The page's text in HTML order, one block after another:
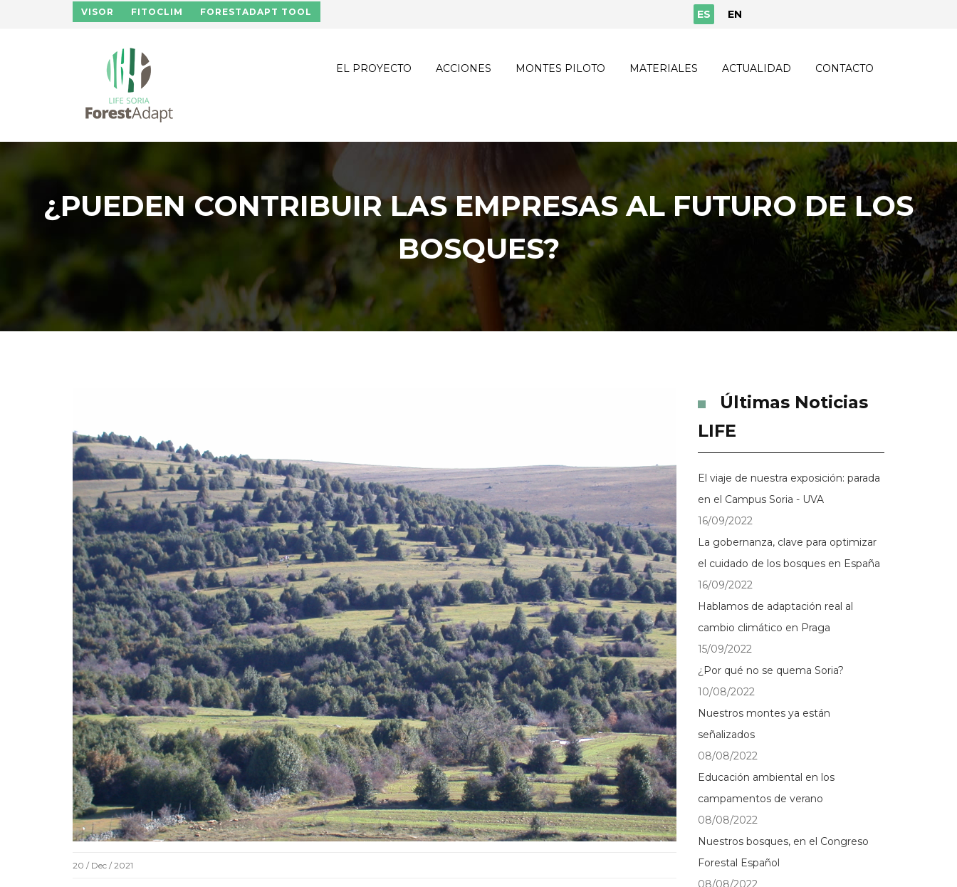
Pasar al contenido principal
VISOR FITOCLIM FORESTADAPT TOOL ES EN
EL PROYECTO ACCIONES MONTES PILOTO MATERIALES ACTUALIDAD CONTACTO
¿PUEDEN CONTRIBUIR LAS EMPRESAS AL FUTURO DE LOS
BOSQUES?
20 / Dec / 2021
Últimas Noticias
LIFE
El viaje de nuestra exposición: parada
en el Campus Soria - UVA
16/09/2022
La gobernanza, clave para optimizar
el cuidado de los bosques en España
16/09/2022
Hablamos de adaptación real al
cambio climático en Praga
15/09/2022
¿Por qué no se quema Soria?
10/08/2022
Nuestros montes ya están
señalizados
08/08/2022
Educación ambiental en los
campamentos de verano
08/08/2022
Nuestros bosques, en el Congreso
Forestal Español
08/08/2022